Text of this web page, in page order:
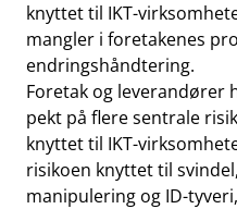
knyttet til IKT-
mangler i foretakenes
endringshåndtering.
Foretak og leverandører
pekt på flere sentrale
knyttet til IKT-
risikoen knyttet til
manipulering og ID-